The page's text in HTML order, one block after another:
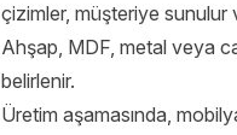
çizimler, müşteriye sunulur
Ahşap, MDF, metal veya
belirlenir.
Üretim aşamasında,